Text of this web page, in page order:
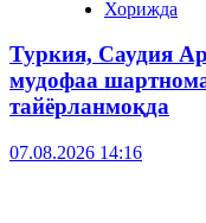
Хорижда
Туркия, Саудия
мудофаа
тайёрланмоқда
07.08.2026 14:16